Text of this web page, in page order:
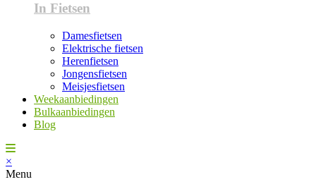
In Fietsen
Damesfietsen
Elektrische fietsen
Herenfietsen
Jongensfietsen
Meisjesfietsen
Weekaanbiedingen
Bulkaanbiedingen
Blog
×
Menu